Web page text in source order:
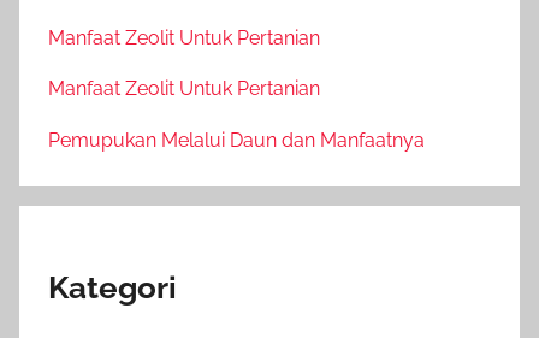
Manfaat Zeolit Untuk Pertanian
Manfaat Zeolit Untuk Pertanian
Pemupukan Melalui Daun dan Manfaatnya
Kategori